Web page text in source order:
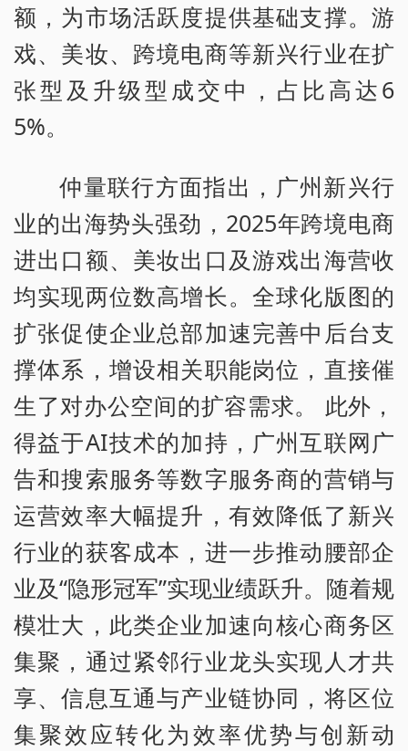
额，为市场活跃度提供基础支撑。游
戏、美妆、跨境电商等新兴行业在扩
张型及升级型成交中，占比高达6
5%。
仲量联行方面指出，广州新兴行
业的出海势头强劲，2025年跨境电商
进出口额、美妆出口及游戏出海营收
均实现两位数高增长。全球化版图的
扩张促使企业总部加速完善中后台支
撑体系，增设相关职能岗位，直接催
生了对办公空间的扩容需求。 此外，
得益于AI技术的加持，广州互联网广
告和搜索服务等数字服务商的营销与
运营效率大幅提升，有效降低了新兴
行业的获客成本，进一步推动腰部企
业及“隐形冠军”实现业绩跃升。随着规
模壮大，此类企业加速向核心商务区
集聚，通过紧邻行业龙头实现人才共
享、信息互通与产业链协同，将区位
集聚效应转化为效率优势与创新动